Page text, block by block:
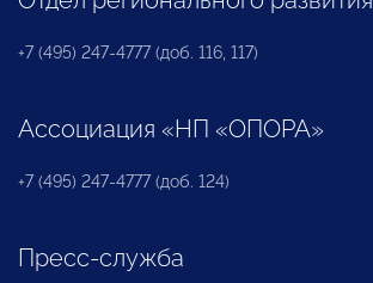
+7 (495) 247-4777 (доб. 116, 117)
Ассоциация «НП «ОПОРА»
+7 (495) 247-4777 (доб. 124)
Пресс-служба